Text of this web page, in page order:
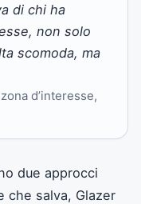
di chi ha
non solo
scomoda, ma
d’interesse,
due approcci
che salva, Glazer